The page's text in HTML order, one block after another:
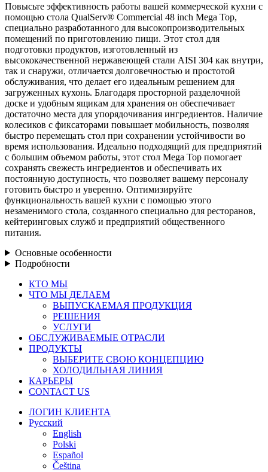
Повысьте эффективность работы вашей коммерческой кухни с
помощью стола QualServ® Commercial 48 inch Mega Top,
специально разработанного для высокопроизводительных
помещений по приготовлению пищи. Этот стол для
подготовки продуктов, изготовленный из
высококачественной нержавеющей стали AISI 304 как внутри,
так и снаружи, отличается долговечностью и простотой
обслуживания, что делает его идеальным решением для
загруженных кухонь. Благодаря просторной разделочной
доске и удобным ящикам для хранения он обеспечивает
достаточно места для упорядочивания ингредиентов. Наличие
колесиков с фиксаторами повышает мобильность, позволяя
быстро перемещать стол при сохранении устойчивости во
время использования. Идеально подходящий для предприятий
с большим объемом работы, этот стол Mega Top помогает
сохранять свежесть ингредиентов и обеспечивать их
постоянную доступность, что позволяет вашему персоналу
готовить быстро и уверенно. Оптимизируйте
функциональность вашей кухни с помощью этого
незаменимого стола, созданного специально для ресторанов,
кейтеринговых служб и предприятий общественного
питания.
Основные особенности
Подробности
Закрыть
меню
КТО МЫ
ЧТО МЫ ДЕЛАЕМ
ВЫПУСКАЕМАЯ ПРОДУКЦИЯ
РЕШЕНИЯ
УСЛУГИ
ОБСЛУЖИВАЕМЫЕ ОТРАСЛИ
ПРОДУКТЫ
ВЫБЕРИТЕ СВОЮ КОНЦЕПЦИЮ
ХОЛОДИЛЬНАЯ ЛИНИЯ
КАРЬЕРЫ
CONTACT US
ЛОГИН КЛИЕНТА
Русский
English
Polski
Español
Čeština